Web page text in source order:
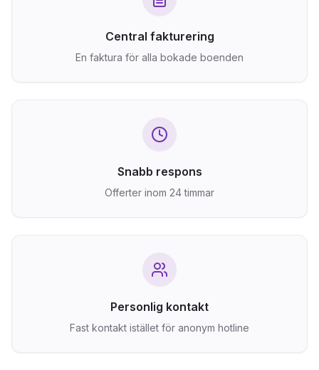
Central fakturering
En faktura för alla bokade boenden
Snabb respons
Offerter inom 24 timmar
Personlig kontakt
Fast kontakt istället för anonym hotline